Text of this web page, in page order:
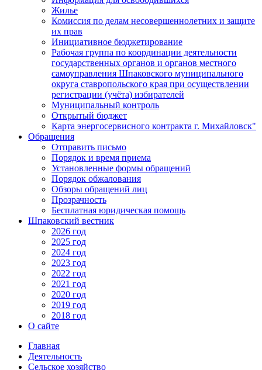
Жилье
Комиссия по делам несовершеннолетних и защите
их прав
Инициативное бюджетирование
Рабочая группа по координации деятельности
государственных органов и органов местного
самоуправления Шпаковского муниципального
округа ставропольского края при осуществлении
регистрации (учёта) избирателей
Муниципальный контроль
Открытый бюджет
Карта энергосервисного контракта г. Михайловск"
Обращения
Отправить письмо
Порядок и время приема
Установленные формы обращений
Порядок обжалования
Обзоры обращений лиц
Прозрачность
Бесплатная юридическая помощь
Шпаковский вестник
2026 год
2025 год
2024 год
2023 год
2022 год
2021 год
2020 год
2019 год
2018 год
О сайте
Главная
Деятельность
Сельское хозяйство